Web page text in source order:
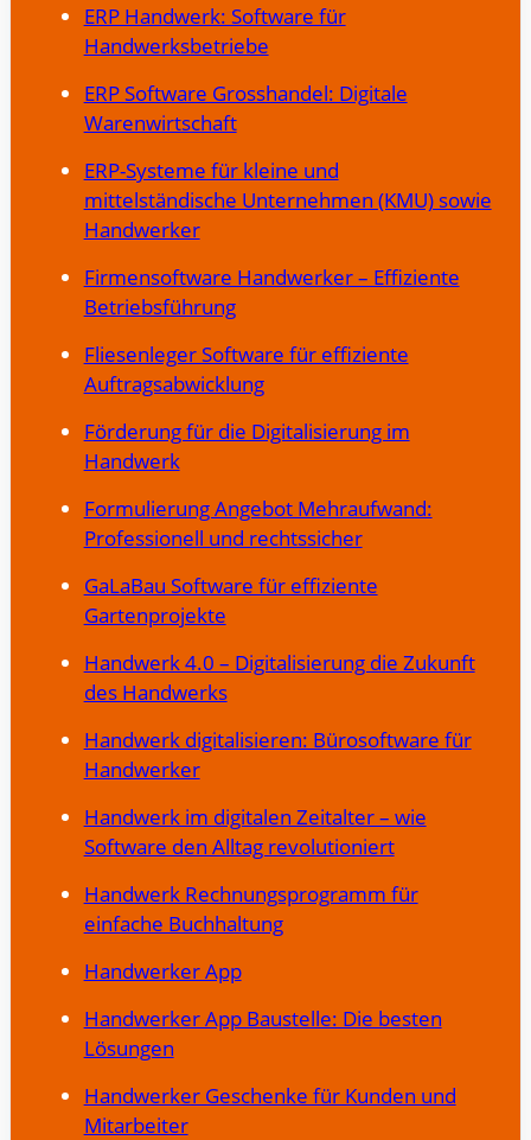
ERP Handwerk: Software für
Handwerksbetriebe
ERP Software Grosshandel: Digitale
Warenwirtschaft
ERP-Systeme für kleine und
mittelständische Unternehmen (KMU) sowie
Handwerker
Firmensoftware Handwerker – Effiziente
Betriebsführung
Fliesenleger Software für effiziente
Auftragsabwicklung
Förderung für die Digitalisierung im
Handwerk
Formulierung Angebot Mehraufwand:
Professionell und rechtssicher
GaLaBau Software für effiziente
Gartenprojekte
Handwerk 4.0 – Digitalisierung die Zukunft
des Handwerks
Handwerk digitalisieren: Bürosoftware für
Handwerker
Handwerk im digitalen Zeitalter – wie
Software den Alltag revolutioniert
Handwerk Rechnungsprogramm für
einfache Buchhaltung
Handwerker App
Handwerker App Baustelle: Die besten
Lösungen
Handwerker Geschenke für Kunden und
Mitarbeiter